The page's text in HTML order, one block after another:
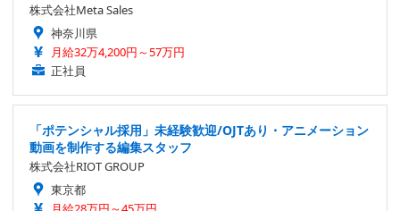
株式会社Meta Sales
神奈川県
月給32万4,200円～57万円
正社員
「ポテンシャル採用」未経験歓迎/OJTあり・アニメーション
動画を制作する編集スタッフ
株式会社RIOT GROUP
東京都